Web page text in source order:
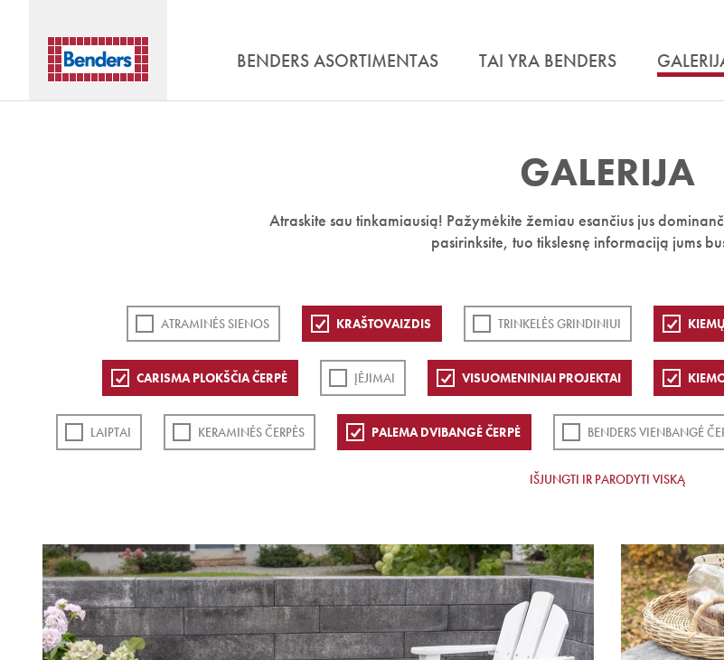
BENDERS ASORTIMENTAS TAI YRA BENDERS
GALERIJA
Atraskite sau tinkamiausią! Pažymėkite žemiau esančius jus
pasirinksite, tuo tikslesnę informaciją jums
ATRAMINĖS SIENOS KRAŠTOVAIZDIS TRINKELĖS GRINDINIUI
CARISMA PLOKŠČIA ČERPĖ ĮĖJIMAI VISUOMENINIAI PROJEKTAI
LAIPTAI KERAMINĖS ČERPĖS PALEMA DVIBANGĖ ČERPĖ BENDERS VIENBANGĖ
IŠJUNGTI IR PARODYTI VISKĄ